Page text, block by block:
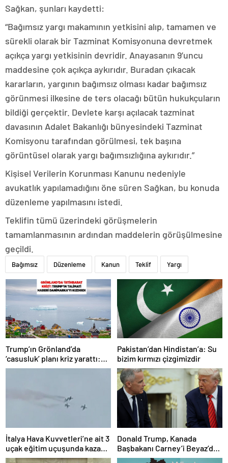
Sağkan, şunları kaydetti:
“Bağımsız yargı makamının yetkisini alıp, tamamen ve
sürekli olarak bir Tazminat Komisyonuna devretmek
açıkça yargı yetkisinin devridir. Anayasanın 9’uncu
maddesine çok açıkça aykırıdır. Buradan çıkacak
kararların, yargının bağımsız olması kadar bağımsız
görünmesi ilkesine de ters olacağı bütün hukukçuların
bildiği gerçektir. Devlete karşı açılacak tazminat
davasının Adalet Bakanlığı bünyesindeki Tazminat
Komisyonu tarafından görülmesi, tek başına
görüntüsel olarak yargı bağımsızlığına aykırıdır.”
Kişisel Verilerin Korunması Kanunu nedeniyle
avukatlık yapılamadığını öne süren Sağkan, bu konuda
düzenleme yapılmasını istedi.
Teklifin tümü üzerindeki görüşmelerin
tamamlanmasının ardından maddelerin görüşülmesine
geçildi.
Bağımsız Düzenleme Kanun Teklif Yargı
Trump’ın Grönland’da
‘casusluk’ planı kriz yarattı:
Danimarka ABD elçisini
Pakistan’dan Hindistan’a: Su
bizim kırmızı çizgimizdir
İtalya Hava Kuvvetleri’ne ait 3
uçak eğitim uçuşunda kaza
yaptı
Donald Trump, Kanada
Başbakanı Carney’i Beyaz’da
ağırladı